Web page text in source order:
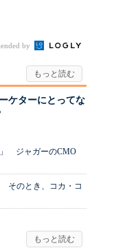
by
ケターにとってな
」 ジャガーのCMO
そのとき、コカ・コ